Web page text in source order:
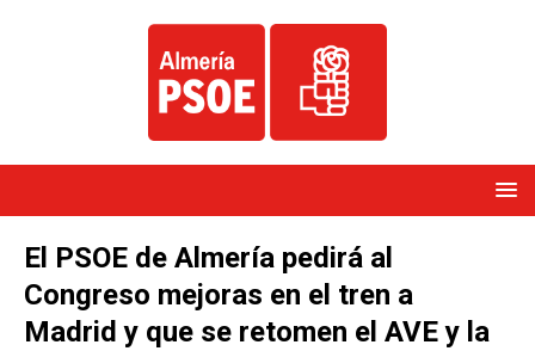
El PSOE de Almería pedirá al
Congreso mejoras en el tren a
Madrid y que se retomen el AVE y la